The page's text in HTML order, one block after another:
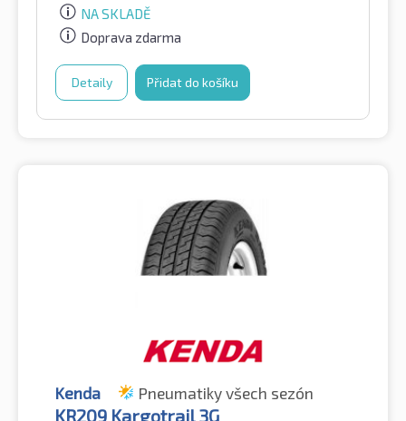
NA SKLADĚ
Doprava zdarma
Detaily Přidat do košíku
Kenda Pneumatiky všech sezón
KR209 Kargotrail 3G